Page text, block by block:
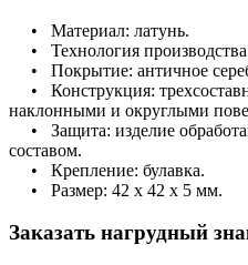
• Материал: латунь.
• Технология
• Покрытие: античное
• Конструкция:
наклонными и округлыми
• Защита: изделие
составом.
• Крепление: булавка.
• Размер: 42 х 42 х 5 мм.
Заказать нагрудный